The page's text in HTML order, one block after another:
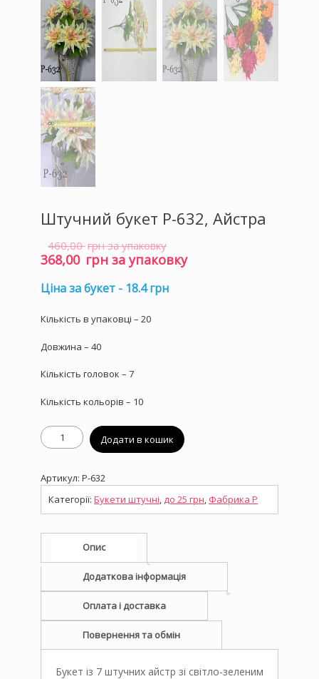
Штучний букет P-632, Айстра
460,00грн за упаковку
ціна:
368,00 грн за упаковкуПоточна
Ціна за букет - 18.4 грн
Кількість в упаковці – 20
Довжина – 40
Кількість головок – 7
Кількість кольорів – 10
Штучний
букет
Айстра
кількість
Додати в кошик
Артикул: P-632
Категорії: Букети штучні до 25 грн Фабрика P
Опис
Додаткова інформація
Оплата і доставка
Повернення та обмін
Букет із 7 штучних айстр зі світло-зеленим